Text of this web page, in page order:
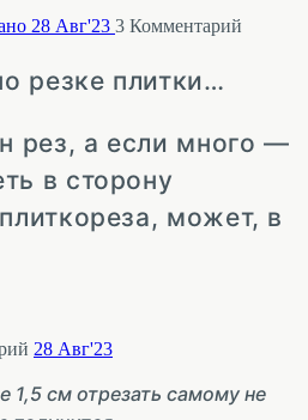
28 Авг'23 3 Комментарий
резке плитки…
рез, а если много —
в сторону
может, в
28 Авг'23
1,5 см отрезать самому не